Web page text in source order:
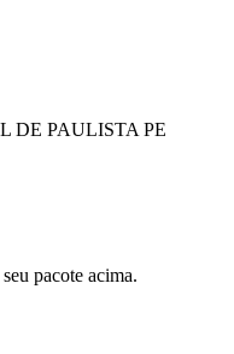
DE PAULISTA PE
pacote acima.